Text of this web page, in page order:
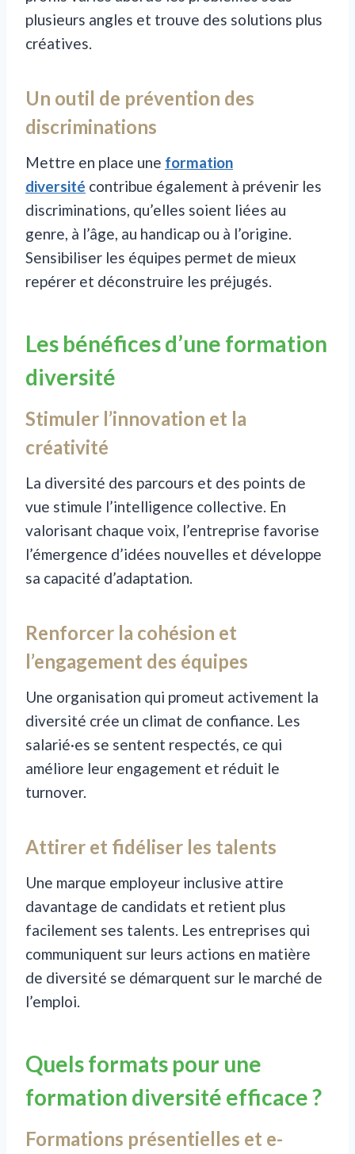
plusieurs angles et trouve des solutions plus
créatives.
Un outil de prévention des
discriminations
Mettre en place une formation
diversité contribue également à prévenir les
discriminations, qu’elles soient liées au
genre, à l’âge, au handicap ou à l’origine.
Sensibiliser les équipes permet de mieux
repérer et déconstruire les préjugés.
Les bénéfices d’une formation
diversité
Stimuler l’innovation et la
créativité
La diversité des parcours et des points de
vue stimule l’intelligence collective. En
valorisant chaque voix, l’entreprise favorise
l’émergence d’idées nouvelles et développe
sa capacité d’adaptation.
Renforcer la cohésion et
l’engagement des équipes
Une organisation qui promeut activement la
diversité crée un climat de confiance. Les
salarié·es se sentent respectés, ce qui
améliore leur engagement et réduit le
turnover.
Attirer et fidéliser les talents
Une marque employeur inclusive attire
davantage de candidats et retient plus
facilement ses talents. Les entreprises qui
communiquent sur leurs actions en matière
de diversité se démarquent sur le marché de
l’emploi.
Quels formats pour une
formation diversité efficace ?
Formations présentielles et e-